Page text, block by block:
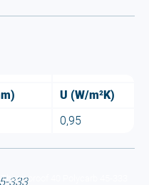
U (W/m²K)
0,95
Thermoroof 40 Polycarb 45-333